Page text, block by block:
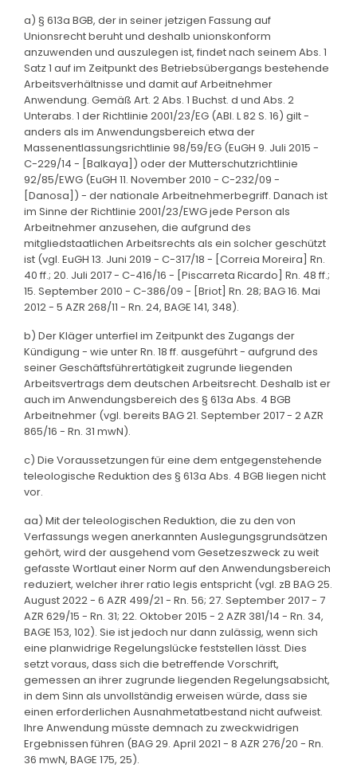
a) § 613a BGB, der in seiner jetzigen Fassung auf
Unionsrecht beruht und deshalb unionskonform
anzuwenden und auszulegen ist, findet nach seinem Abs. 1
Satz 1 auf im Zeitpunkt des Betriebsübergangs bestehende
Arbeitsverhältnisse und damit auf Arbeitnehmer
Anwendung. Gemäß Art. 2 Abs. 1 Buchst. d und Abs. 2
Unterabs. 1 der Richtlinie 2001/23/EG (ABl. L 82 S. 16) gilt -
anders als im Anwendungsbereich etwa der
Massenentlassungsrichtlinie 98/59/EG (EuGH 9. Juli 2015 -
C-229/14 - [Balkaya]) oder der Mutterschutzrichtlinie
92/85/EWG (EuGH 11. November 2010 - C-232/09 -
[Danosa]) - der nationale Arbeitnehmerbegriff. Danach ist
im Sinne der Richtlinie 2001/23/EWG jede Person als
Arbeitnehmer anzusehen, die aufgrund des
mitgliedstaatlichen Arbeitsrechts als ein solcher geschützt
ist (vgl. EuGH 13. Juni 2019 - C-317/18 - [Correia Moreira] Rn.
40 ff.; 20. Juli 2017 - C-416/16 - [Piscarreta Ricardo] Rn. 48 ff.;
15. September 2010 - C-386/09 - [Briot] Rn. 28; BAG 16. Mai
2012 - 5 AZR 268/11 - Rn. 24, BAGE 141, 348).
b) Der Kläger unterfiel im Zeitpunkt des Zugangs der
Kündigung - wie unter Rn. 18 ff. ausgeführt - aufgrund des
seiner Geschäftsführertätigkeit zugrunde liegenden
Arbeitsvertrags dem deutschen Arbeitsrecht. Deshalb ist er
auch im Anwendungsbereich des § 613a Abs. 4 BGB
Arbeitnehmer (vgl. bereits BAG 21. September 2017 - 2 AZR
865/16 - Rn. 31 mwN).
c) Die Voraussetzungen für eine dem entgegenstehende
teleologische Reduktion des § 613a Abs. 4 BGB liegen nicht
vor.
aa) Mit der teleologischen Reduktion, die zu den von
Verfassungs wegen anerkannten Auslegungsgrundsätzen
gehört, wird der ausgehend vom Gesetzeszweck zu weit
gefasste Wortlaut einer Norm auf den Anwendungsbereich
reduziert, welcher ihrer ratio legis entspricht (vgl. zB BAG 25.
August 2022 - 6 AZR 499/21 - Rn. 56; 27. September 2017 - 7
AZR 629/15 - Rn. 31; 22. Oktober 2015 - 2 AZR 381/14 - Rn. 34,
BAGE 153, 102). Sie ist jedoch nur dann zulässig, wenn sich
eine planwidrige Regelungslücke feststellen lässt. Dies
setzt voraus, dass sich die betreffende Vorschrift,
gemessen an ihrer zugrunde liegenden Regelungsabsicht,
in dem Sinn als unvollständig erweisen würde, dass sie
einen erforderlichen Ausnahmetatbestand nicht aufweist.
Ihre Anwendung müsste demnach zu zweckwidrigen
Ergebnissen führen (BAG 29. April 2021 - 8 AZR 276/20 - Rn.
36 mwN, BAGE 175, 25).